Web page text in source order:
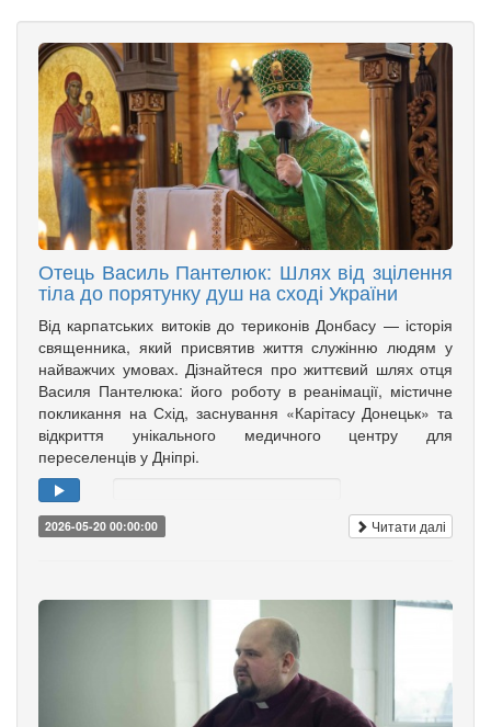
Отець Василь Пантелюк: Шлях від зцілення
тіла до порятунку душ на сході України
Від карпатських витоків до териконів Донбасу — історія
священника, який присвятив життя служінню людям у
найважчих умовах. Дізнайтеся про життєвий шлях отця
Василя Пантелюка: його роботу в реанімації, містичне
покликання на Схід, заснування «Карітасу Донецьк» та
відкриття унікального медичного центру для
переселенців у Дніпрі.
2026-05-20 00:00:00 Читати далі